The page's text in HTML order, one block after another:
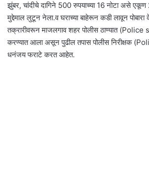
झुंबर, चांदीचे दागिने 500 रुपयाच्या 16 नोटा असे
मुद्देमाल लुटून नेला.व घराच्या बाहेरून कडी लावून पोबारा
तक्रारीवरून माजलगाव शहर पोलीस ठाण्यात (Police
करण्यात आला असून पुढील तपास पोलीस निरीक्षक
धनंजय फराटे करत आहेत.